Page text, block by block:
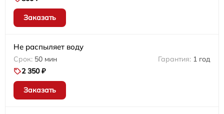
Заказать
Не распыляет воду
50 мин
1 год
2 350 ₽
Заказать